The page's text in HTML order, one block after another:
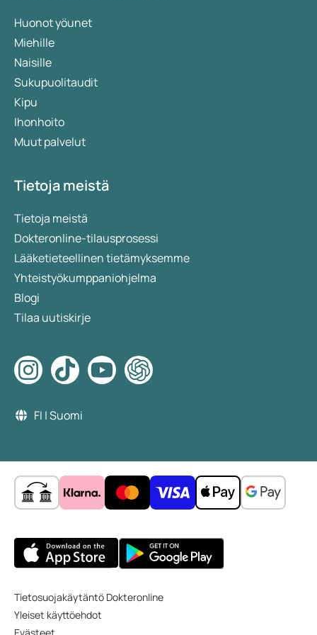
Huonot yöunet
Miehille
Naisille
Sukupuolitaudit
Kipu
Ihonhoito
Muut palvelut
Tietoja meistä
Tietoja meistä
Dokteronline-tilausprosessi
Lääketieteellinen tietämyksemme
Yhteistyökumppaniohjelma
Blogi
Tilaa uutiskirje
FI | Suomi
Tietosuojakäytäntö Dokteronline
Yleiset käyttöehdot
Evästeet